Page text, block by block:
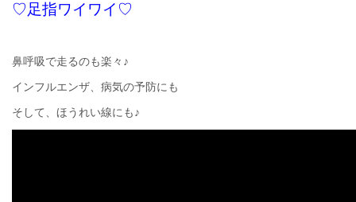
♡足指ワイワイ♡
鼻呼吸で走るのも楽々♪
インフルエンザ、病気の予防にも
そして、ほうれい線にも♪